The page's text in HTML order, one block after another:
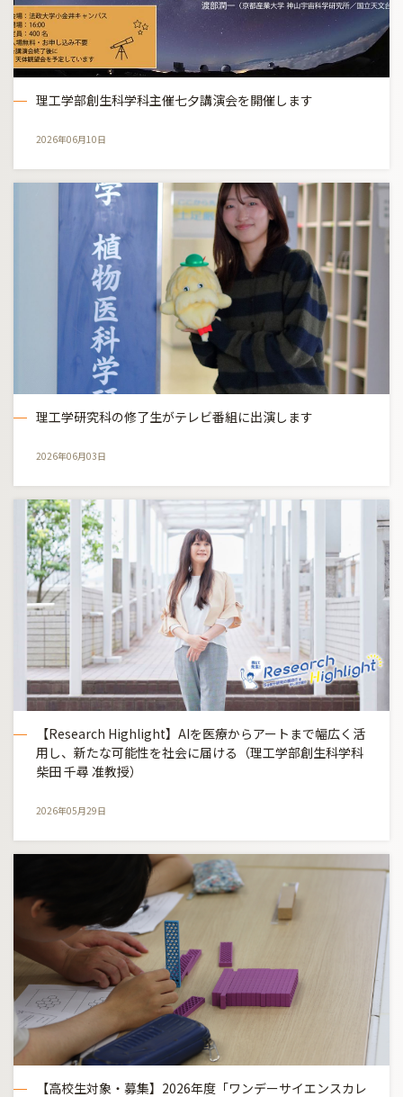
理工学部創生科学科主催七夕講演会を開催します
2026年06月10日
理工学研究科の修了生がテレビ番組に出演します
2026年06月03日
【Research Highlight】AIを医療からアートまで幅広く活
用し、新たな可能性を社会に届ける（理工学部創生科学科
柴田 千尋 准教授）
2026年05月29日
【高校生対象・募集】2026年度「ワンデーサイエンスカレ